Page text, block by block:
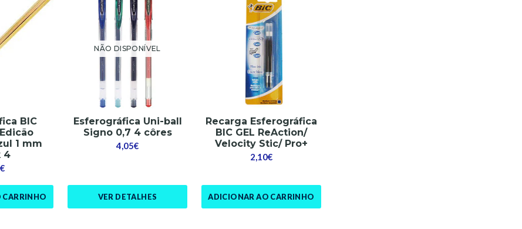
BIC
1 mm
4
NÃO DISPONÍVEL
Esferográfica Uni-ball
Signo 0,7 4 côres
4,05€
VER DETALHES
Recarga Esferográfica
BIC GEL ReAction/
Velocity Stic/ Pro+
2,10€
ADICIONAR AO CARRINHO